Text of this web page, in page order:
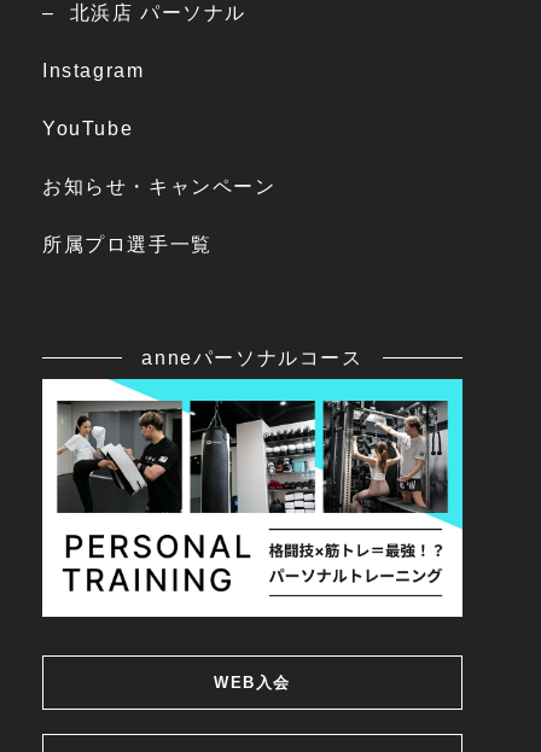
北浜店 パーソナル
Instagram
YouTube
お知らせ・キャンペーン
所属プロ選手一覧
anneパーソナルコース
WEB入会